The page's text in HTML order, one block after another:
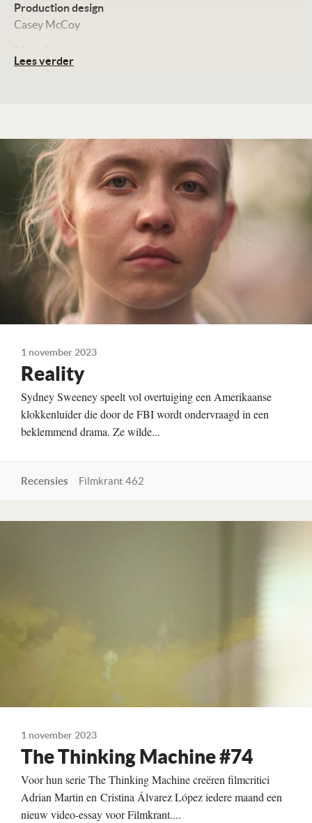
Production design
Casey McCoy
Nathan Micay
September Film
Technische Details
Kleur, 82 minuten
Te zien vanaf
02-11-2023
Land
Verenigde Staten, 2023
Lees verder
1 november 2023
Reality
Sydney Sweeney speelt vol overtuiging een Amerikaanse
klokkenluider die door de FBI wordt ondervraagd in een
beklemmend drama. Ze wilde...
Recensies Filmkrant 462
Lees verder
1 november 2023
The Thinking Machine #74
Voor hun serie The Thinking Machine creëren filmcritici
Adrian Martin en Cristina Álvarez López iedere maand een
nieuw video-essay voor Filmkrant....